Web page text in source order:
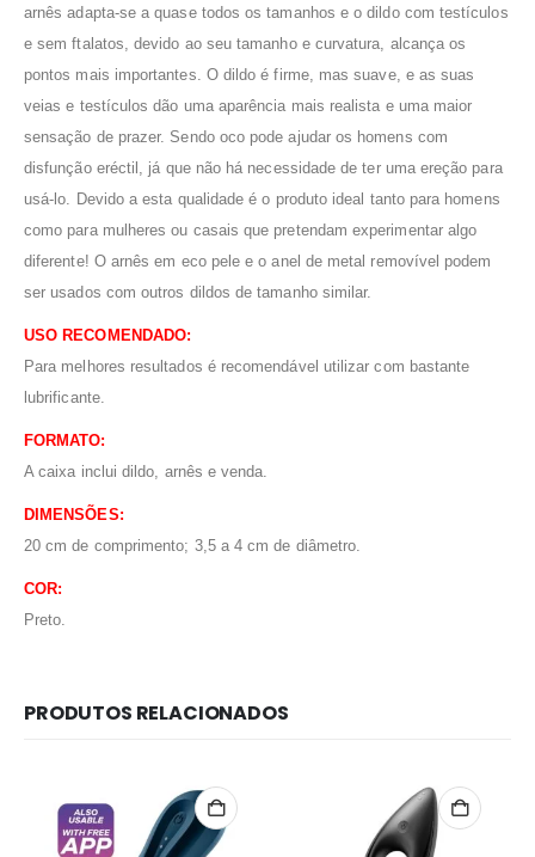
arnês adapta-se a quase todos os tamanhos e o dildo com testículos
e sem ftalatos, devido ao seu tamanho e curvatura, alcança os
pontos mais importantes. O dildo é firme, mas suave, e as suas
veias e testículos dão uma aparência mais realista e uma maior
sensação de prazer. Sendo oco pode ajudar os homens com
disfunção eréctil, já que não há necessidade de ter uma ereção para
usá-lo. Devido a esta qualidade é o produto ideal tanto para homens
como para mulheres ou casais que pretendam experimentar algo
diferente! O arnês em eco pele e o anel de metal removível podem
ser usados com outros dildos de tamanho similar.
USO RECOMENDADO:
Para melhores resultados é recomendável utilizar com bastante
lubrificante.
FORMATO:
A caixa inclui dildo, arnês e venda.
DIMENSÕES:
20 cm de comprimento; 3,5 a 4 cm de diâmetro.
COR:
Preto.
PRODUTOS RELACIONADOS
Redes Sociais